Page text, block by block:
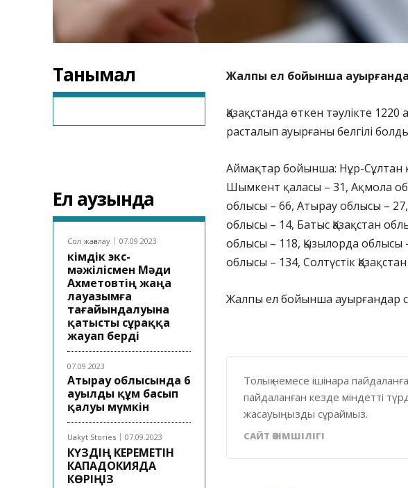
Танымал
Ел аузында
Сол жағалау 07.09.2023
Әкімдік экс-
мәжілісмен Мәди
Ахметовтің жаңа
лауазымға
тағайындалуына
қатысты сұраққа
жауап берді
07.09.2023
Атырау облысында 6
ауылды құм басып
қалуы мүмкін
Uakyt Stories 07.09.2023
КҮЗДІҢ КЕРЕМЕТІН
КАПАДОКИЯДА
КӨРІҢІЗ
Жалпы ел бойынша
Қазақстанда өткен тәулікте
расталып ауырғаны белгілі
Аймақтар бойынша: Нұр-Сұлтан
Шымкент қаласы – 31, Ақмола
облысы – 66, Атырау облысы –
облысы – 14, Батыс Қазақстан
облысы – 118, Қызылорда
облысы – 134, Солтүстік
Жалпы ел бойынша ауырғандар
Толық немесе ішінара
пайдаланған кезде міндетті
жасауыңызды сұраймыз.
САЙТ ӘКІМШІЛІГІ